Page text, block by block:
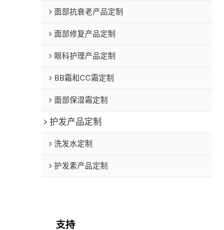
面部抗衰老产品定制
面部修复产品定制
眼科护理产品定制
BB霜和CC霜定制
面部保湿霜定制
护发产品定制
洗发水定制
护发素产品定制
支持